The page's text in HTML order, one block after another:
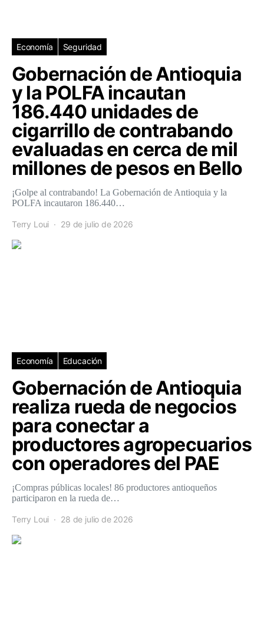
Economía Seguridad
Gobernación de Antioquia
y la POLFA incautan
186.440 unidades de
cigarrillo de contrabando
evaluadas en cerca de mil
millones de pesos en Bello
¡Golpe al contrabando! La Gobernación de Antioquia y la
POLFA incautaron 186.440…
Terry Loui 29 de julio de 2026
Economía Educación
Gobernación de Antioquia
realiza rueda de negocios
para conectar a
productores agropecuarios
con operadores del PAE
¡Compras públicas locales! 86 productores antioqueños
participaron en la rueda de…
Terry Loui 28 de julio de 2026